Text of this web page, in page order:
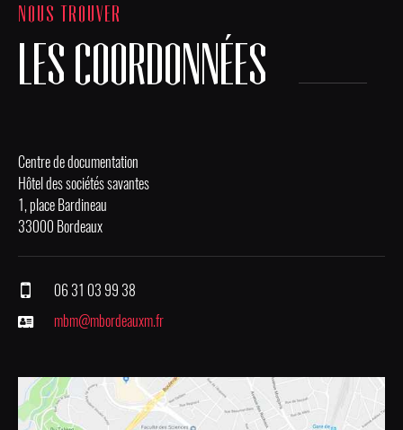
NOUS TROUVER
LES COORDONNÉES
Centre de documentation
Hôtel des sociétés savantes
1, place Bardineau
33000 Bordeaux
06 31 03 99 38
mbm@mbordeauxm.fr